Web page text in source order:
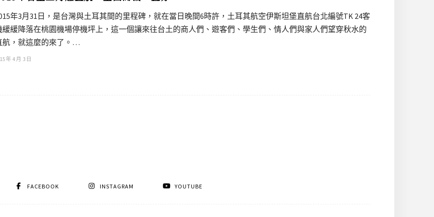
年3月31日，是台灣與土耳其間的里程碑，就在當日晚間6時許，土耳其航空伊斯坦堡直航台北編號TK 24客
緩緩降落在桃園機場停機坪上，這一個讓來往台土的商人們、遊客們、學生們、情人們與家人們望穿秋水的
航，就這麼的來了。…
年 4 月 3 日
FACEBOOK INSTAGRAM YOUTUBE